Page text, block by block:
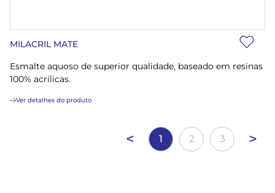
MILACRIL MATE
Esmalte aquoso de superior qualidade, baseado em resinas
100% acrílicas.
Ver detalhes do produto
< 1 2 3 >